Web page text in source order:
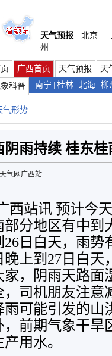
天气预报 北京
州
广西首页 天气预报
天
科普
南宁 桂林 北海 柳
气形势
阴雨持续 桂东
气网广西站
西站讯 预计今
部分地区有中到
26日白天，雨
晚上到27日白
家，阴雨天路面
，司机朋友注意
雨可能引发的山
，前期气象干旱
用水。